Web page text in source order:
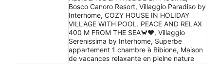
Bosco Canoro Resort, Villaggio Paradiso by
Interhome, COZY HOUSE IN HOLIDAY
VILLAGE WITH POOL. PEACE AND RELAX
400 M FROM THE SEA🦀♥️, Villaggio
Serenissima by Interhome, Superbe
appartement 1 chambre à Bibione, Maison
de vacances relaxante en pleine nature